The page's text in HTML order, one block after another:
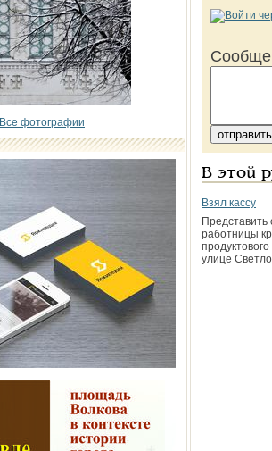
Все фотографии
В этой
Взял кассу
Представить
работницы
улице